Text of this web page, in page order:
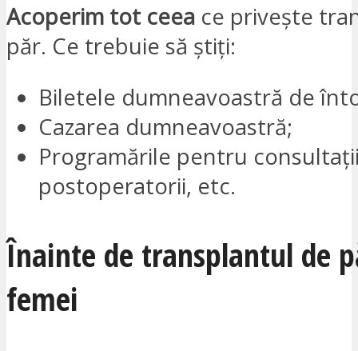
Acoperim tot ceea ce privește
păr. Ce trebuie să știți:
Biletele dumneavoastră de
Cazarea dumneavoastră;
Programările pentru
postoperatorii, etc.
Înainte de transplantul de
femei